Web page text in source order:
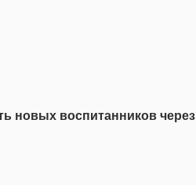
новых воспитанников через